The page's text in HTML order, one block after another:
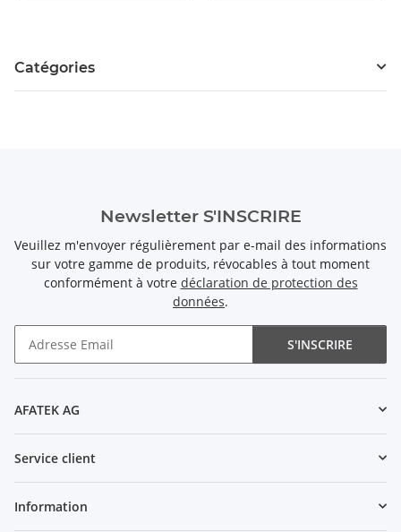
Catégories
Newsletter S'INSCRIRE
Veuillez m'envoyer régulièrement par e-mail des informations
sur votre gamme de produits, révocables à tout moment
conformément à votre déclaration de protection des
données.
S'INSCRIRE
AFATEK AG
Service client
Information